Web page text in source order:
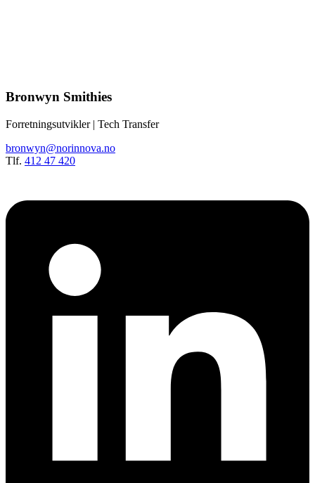
Bronwyn Smithies
Forretningsutvikler | Tech Transfer
bronwyn@norinnova.no
Tlf. 412 47 420